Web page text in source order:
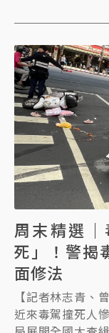
周末精選
死」！警揭
面修法
【記者林志青、
近來毒駕撞死人